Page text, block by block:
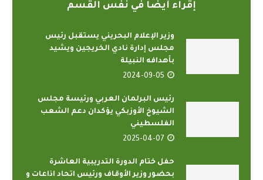
إقراء أيضاً في نفس القسم
وزير الإعلام البحريني يستقبل رئيس
مجلس إدارة نادي الخريجين ويشيد
بأهدافه النبيلة
2024-09-05
رئيس البرلمان العربي ورئيسة مجلس
الشيوخ الأوزبكي يؤكدان دعم الشعب
الفلسطيني
2025-04-07
حفل ختام الدورة التدريبية العاشرة
بحضور وزير الأوقاف ورئيس اتحاد اذاعات و